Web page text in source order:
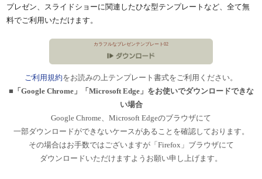
プレゼン、スライドショーに関連したひな型テンプレートなど、全て無
料でご利用いただけます。
カラフルなプレゼンテンプレート02
ご利用規約をお読みの上テンプレート書式をご利用ください。
■「Google Chrome」「Microsoft Edge」をお使いでダウンロードできな
い場合
Google Chrome、Microsoft Edgeのブラウザにて
一部ダウンロードができないケースがあることを確認しております。
その場合はお手数ではございますが「Firefox」ブラウザにて
ダウンロードいただけますようお願い申し上げます。